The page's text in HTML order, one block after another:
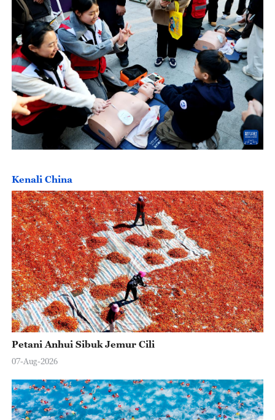
Kenali China
Petani Anhui Sibuk Jemur Cili
07-Aug-2026